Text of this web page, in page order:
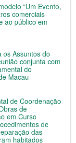
“Um Evento,
comerciais
ao público em
os Assuntos do
conjunta com
do
Macau
de Coordenação
de
em Curso
de
das
habitados